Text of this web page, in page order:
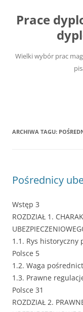
treści
Prace
Wielki wybór prac
ARCHIWA TAGU:
Pośrednicy
Wstęp 3
ROZDZIAŁ 1.
1.1. Rys
Polsce 5
1.2. Waga
1.3. Prawne
Polsce 31
ROZDZIAŁ 2.